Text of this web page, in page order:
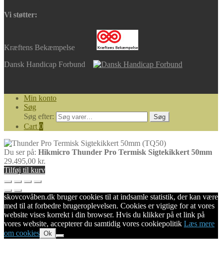
Vi støtter:
Kræftens Bekæmpelse
Dansk Handicap Forbund
Min konto
Søg
Søg efter:
Søg
Cart 0
Du ser på: Hikmicro Thunder Pro Termisk Sigtekikkert 50mm
29.495,00 kr.
Tilføj til kurv
skovcovåben.dk bruger cookies til at indsamle statistik, der kan være
med til at forbedre brugeroplevelsen. Cookies er vigtige for at vores
website vises korrekt i din browser. Hvis du klikker på et link på
vores website, accepterer du samtidig vores cookiepolitik Læs mere
om cookies Ok